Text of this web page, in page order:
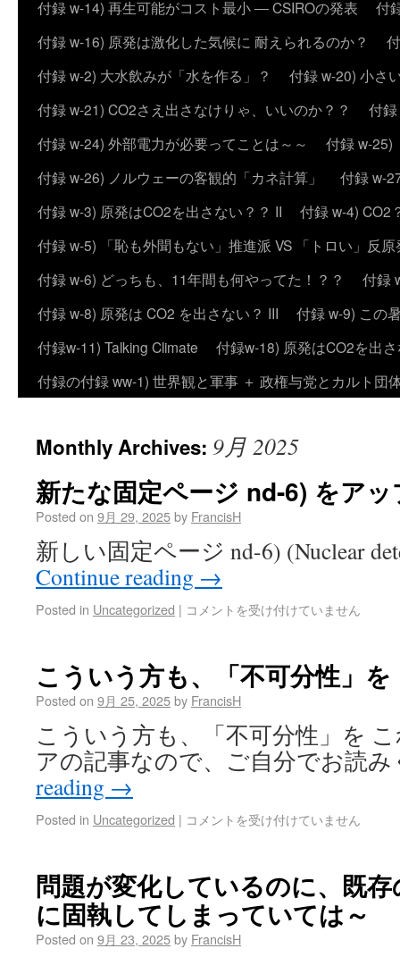
付録 w-14) 再生可能がコスト最小 ― CSIROの発表
付
付録 w-16) 原発は激化した気候に 耐えられるのか？
付録 w-2) 大水飲みが「水を作る」？
付録 w-20) 小さ
付録 w-21) CO2さえ出さなけりゃ、いいのか？？
付
付録 w-24) 外部電力が必要ってことは～～
付録 w-25)
付録 w-26) ノルウェーの客観的「カネ計算」
付録 w-
付録 w-3) 原発はCO2を出さない？？ II
付録 w-4) CO2
付録 w-5) 「恥も外聞もない」推進派 VS 「トロい」反
付録 w-6) どっちも、11年間も何やってた！？？
付録
付録 w-8) 原発は CO2 を出さない？ III
付録 w-9) この
付録w-11) Talking Climate
付録w-18) 原発はCO2を出
付録の付録 ww-1) 世界観と軍事 ＋ 政権与党とカルト団
Monthly Archives: 9月 2025
新たな固定ページ nd-6) をア
Posted on 9月 29, 2025by FrancisH
新しい固定ページ nd-6) (Nuclear
Continue reading →
Posted in Uncategorized | コメントを受け付けていません
こういう方も、「不可分性」を
Posted on 9月 25, 2025by FrancisH
こういう方も、「不可分性」を
アの記事なので、ご自分でお読
reading →
Posted in Uncategorized | コメントを受け付けていません
問題が変化しているのに、既
に固執してしまっていては～
Posted on 9月 23, 2025by FrancisH